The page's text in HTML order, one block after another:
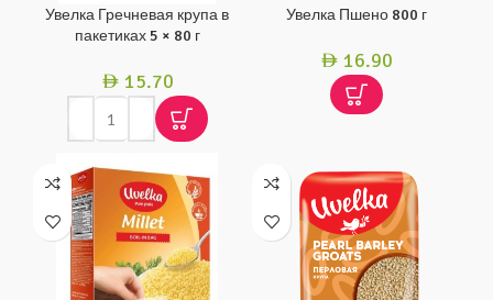
Увелка Гречневая крупа в
пакетиках 5 × 80 г
AED 15.70
Увелка Пшено 800 г
AED 16.90